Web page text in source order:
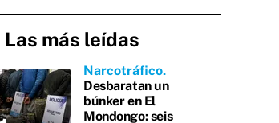
Las más leídas
Narcotráfico
Desbaratan un
búnker en El
Mondongo: seis